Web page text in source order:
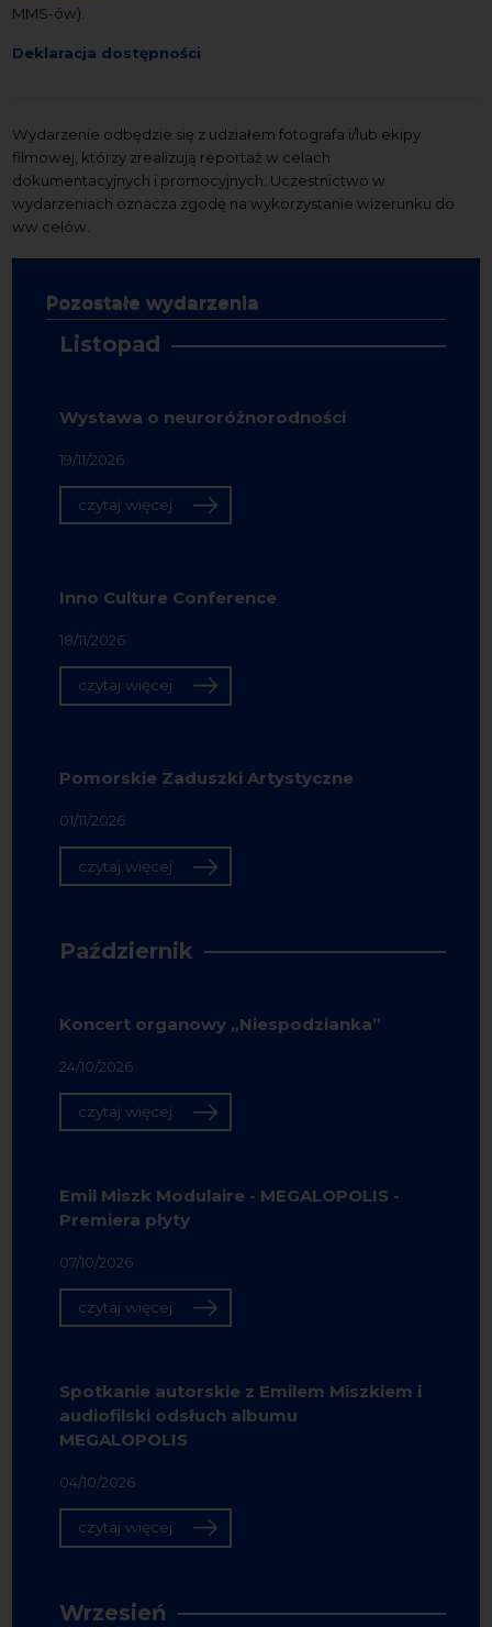
MMS-ów).
Deklaracja dostępności
Wydarzenie odbędzie się z udziałem fotografa i/lub ekipy
filmowej, którzy zrealizują reportaż w celach
dokumentacyjnych i promocyjnych. Uczestnictwo w
wydarzeniach oznacza zgodę na wykorzystanie wizerunku do
ww celów.
Pozostałe wydarzenia
Listopad
Wystawa o neuroróżnorodności
19/11/2026
czytaj więcej
Inno Culture Conference
18/11/2026
czytaj więcej
Pomorskie Zaduszki Artystyczne
01/11/2026
czytaj więcej
Październik
Koncert organowy „Niespodzianka”
24/10/2026
czytaj więcej
Emil Miszk Modulaire - MEGALOPOLIS -
Premiera płyty
07/10/2026
czytaj więcej
Spotkanie autorskie z Emilem Miszkiem i
audiofilski odsłuch albumu
MEGALOPOLIS
04/10/2026
czytaj więcej
Wrzesień